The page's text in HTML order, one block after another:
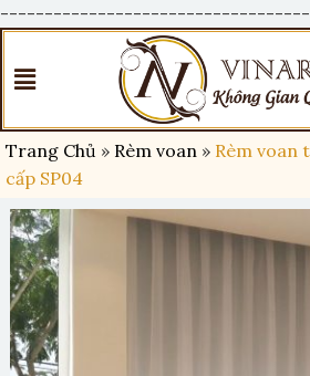
Trang Chủ » Rèm voan » Rèm voan
cấp SP04